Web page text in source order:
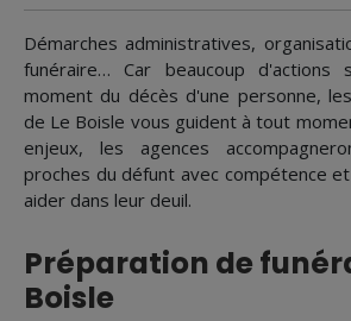
Démarches administratives,
funéraire… Car beaucoup
moment du décès d'une personne,
de Le Boisle vous guident à tout
enjeux, les agences
proches du défunt avec compétence
aider dans leur deuil.
Préparation de
Boisle